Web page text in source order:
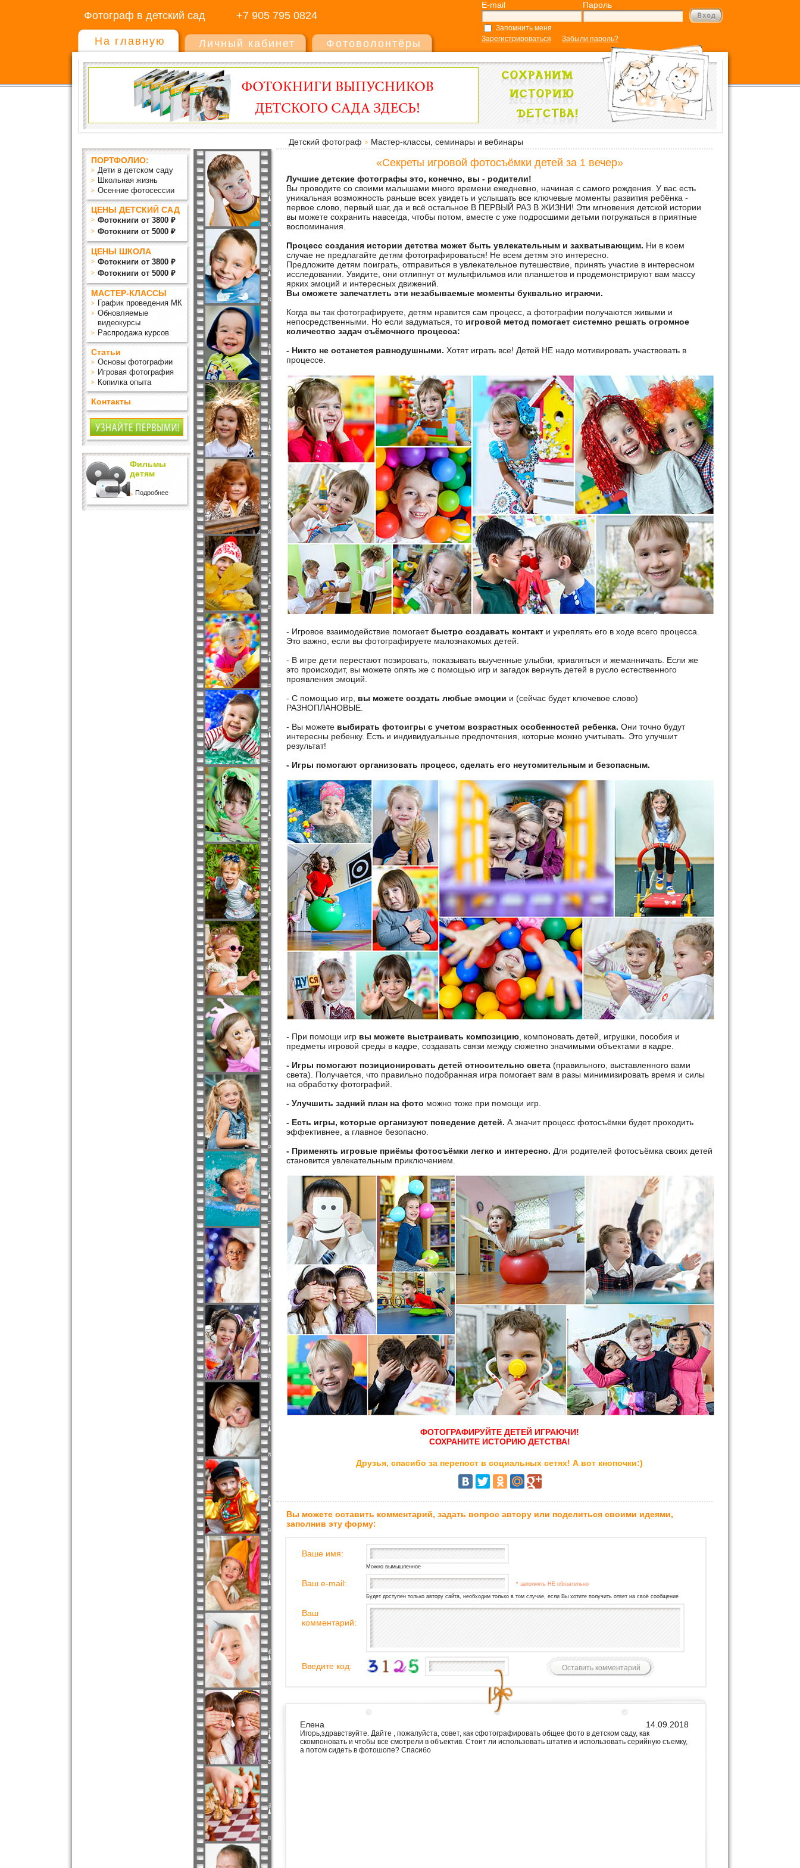
Фотограф в детский сад +7 905 795 0824
E-mail Пароль
Запомнить меня
Зарегистрироваться
Забыли пароль?
На главную Личный кабинет Фотоволонтёры
Детский фотограф
Мастер-классы, семинары и вебинары
ПОРТФОЛИО:
Дети в детском саду
Школьная жизнь
Осенние фотосессии
ЦЕНЫ ДЕТСКИЙ САД
Фотокниги от 3800 ₽
Фотокниги от 5000 ₽
ЦЕНЫ ШКОЛА
Фотокниги от 3800 ₽
Фотокниги от 5000 ₽
МАСТЕР-КЛАССЫ
График проведения МК
Обновляемые
видеокурсы
Распродажа курсов
Статьи
Основы фотографии
Игровая фотография
Копилка опыта
Контакты
Фильмы
детям
Подробнее
«Секреты игровой фотосъёмки детей за 1 вечер»
Лучшие детские фотографы это, конечно, вы - родители!
Вы проводите со своими малышами много времени ежедневно, начиная с самого рождения. У вас есть
уникальная возможность раньше всех увидеть и услышать все ключевые моменты развития ребёнка -
первое слово, первый шаг, да и всё остальное В ПЕРВЫЙ РАЗ В ЖИЗНИ! Эти мгновения детской истории
вы можете сохранить навсегда, чтобы потом, вместе с уже подросшими детьми погружаться в приятные
воспоминания.
Процесс создания истории детства может быть увлекательным и захватывающим. Ни в коем
случае не предлагайте детям фотографироваться! Не всем детям это интересно.
Предложите детям поиграть, отправиться в увлекательное путешествие, принять участие в интересном
исследовании. Увидите, они отлипнут от мультфильмов или планшетов и продемонстрируют вам массу
ярких эмоций и интересных движений.
Вы сможете запечатлеть эти незабываемые моменты буквально играючи.
Когда вы так фотографируете, детям нравится сам процесс, а фотографии получаются живыми и
непосредственными. Но если задуматься, то игровой метод помогает системно решать огромное
количество задач съёмочного процесса:
- Никто не останется равнодушными. Хотят играть все! Детей НЕ надо мотивировать участвовать в
процессе.
- Игровое взаимодействие помогаетбыстро создавать контакт и укреплять его в ходе всего процесса.
Это важно, если вы фотографируете малознакомых детей.
- В игре дети перестают позировать, показывать выученные улыбки, кривляться и жеманничать. Если же
это происходит, вы можете опять же с помощью игр и загадок вернуть детей в русло естественного
проявления эмоций.
- С помощью игр, вы можете создать любые эмоции и (сейчас будет ключевое слово)
РАЗНОПЛАНОВЫЕ.
- Вы можете выбирать фотоигры с учетом возрастных особенностей ребенка. Они точно будут
интересны ребенку. Есть и индивидуальные предпочтения, которые можно учитывать. Это улучшит
результат!
- Игры помогают организовать процесс, сделать его неутомительным и безопасным.
- При помощи игр вы можете выстраивать композицию , компоновать детей, игрушки, пособия и
предметы игровой среды в кадре, создавать связи между сюжетно значимыми объектами в кадре.
- Игры помогают позиционировать детей относительно света (правильного, выставленного вами
света). Получается, что правильно подобранная игра помогает вам в разы минимизировать время и силы
на обработку фотографий.
- Улучшить задний план на фото можно тоже при помощи игр.
- Есть игры, которые организуют поведение детей. А значит процесс фотосъёмки будет проходить
эффективнее, а главное безопасно.
- Применять игровые приёмы фотосъёмки легко и интересно. Для родителей фотосъёмка своих детей
становится увлекательным приключением.
ФОТОГРАФИРУЙТЕ ДЕТЕЙ ИГРАЮЧИ!
СОХРАНИТЕ ИСТОРИЮ ДЕТСТВА!
Друзья, спасибо за перепост в социальных сетях! А вот кнопочки:)
Вы можете оставить комментарий, задать вопрос автору или поделиться своими идеями,
заполнив эту форму:
Ваше имя:
Можно вымышленное
Ваш e-mail: * заполнять НЕ обязательно
Будет доступен только автору сайта, необходим только в том случае, если Вы хотите получить ответ на своё сообщение
Ваш
комментарий:
Введите код:
14.09.2018
Елена
Игорь,здравствуйте. Дайте , пожалуйста, совет, как сфотографировать общее фото в детском саду, как
скомпоновать и чтобы все смотрели в объектив. Стоит ли использовать штатив и использовать серийную съемку,
а потом сидеть в фотошопе? Спасибо